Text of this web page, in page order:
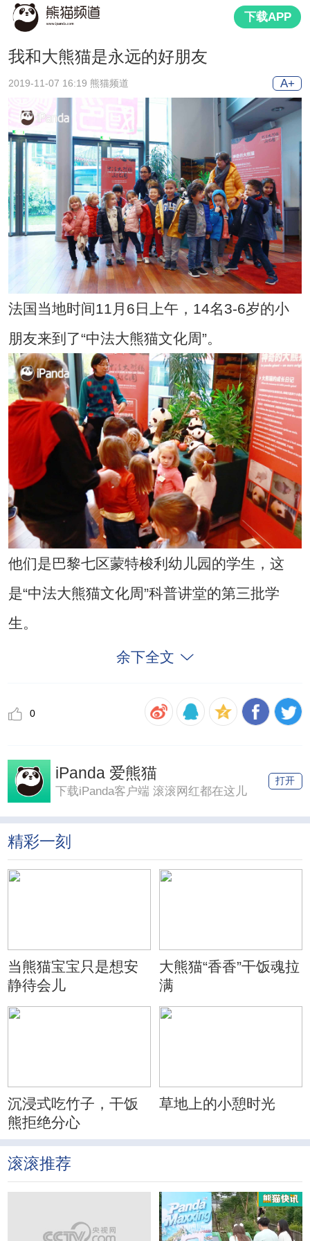
下载APP
我和大熊猫是永远的好朋友
2019-11-07 16:19 熊猫频道 A+
法国当地时间11月6日上午，14名3-6岁的小
朋友来到了“中法大熊猫文化周”。
他们是巴黎七区蒙特梭利幼儿园的学生，这
是“中法大熊猫文化周”科普讲堂的第三批学
生。
余下全文
0
iPanda 爱熊猫
下载iPanda客户端 滚滚网红都在这儿
打开
精彩一刻
当熊猫宝宝只是想安
静待会儿
大熊猫“香香”干饭魂拉
满
沉浸式吃竹子，干饭
熊拒绝分心
草地上的小憩时光
滚滚推荐